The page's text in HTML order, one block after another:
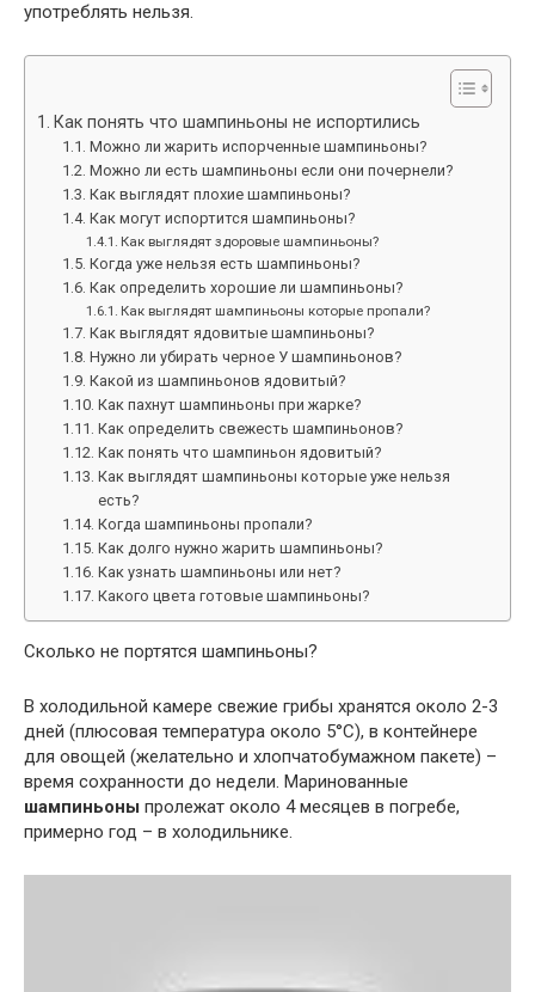
употреблять нельзя.
Как понять что шампиньоны не испортились
Можно ли жарить испорченные шампиньоны?
Можно ли есть шампиньоны если они почернели?
Как выглядят плохие шампиньоны?
Как могут испортится шампиньоны?
Как выглядят здоровые шампиньоны?
Когда уже нельзя есть шампиньоны?
Как определить хорошие ли шампиньоны?
Как выглядят шампиньоны которые пропали?
Как выглядят ядовитые шампиньоны?
Нужно ли убирать черное У шампиньонов?
Какой из шампиньонов ядовитый?
Как пахнут шампиньоны при жарке?
Как определить свежесть шампиньонов?
Как понять что шампиньон ядовитый?
Как выглядят шампиньоны которые уже нельзя
есть?
Когда шампиньоны пропали?
Как долго нужно жарить шампиньоны?
Как узнать шампиньоны или нет?
Какого цвета готовые шампиньоны?
Сколько не портятся шампиньоны?
В холодильной камере свежие грибы хранятся около 2-3
дней (плюсовая температура около 5°C), в контейнере
для овощей (желательно и хлопчатобумажном пакете) –
время сохранности до недели. Маринованные
шампиньоны пролежат около 4 месяцев в погребе,
примерно год – в холодильнике.